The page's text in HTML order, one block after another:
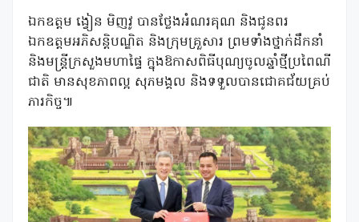
ឯកឧត្តម ង្វៀន មិញវូ បានថ្លែងអំណរគុណ និងជូនពរ
ឯកឧត្ដមអភិសន្តិបណ្ឌិត និងក្រុមគ្រួសារ ព្រមទាំងថ្នាក់ដឹកនាំ
និងមន្ត្រីក្រសួងមហាផ្ទៃ ក្នុងឱកាសពិធីបុណ្យចូលឆ្នាំថ្មីប្រពៃណី
ជាតិ មានសុខភាពល្អ សុភមង្គល និងទទួលបានជោគជ័យគ្រប់
ភារកិច្ច៕